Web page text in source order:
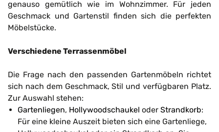
genauso gemütlich wie im Wohnzimmer. Für jeden
Geschmack und Gartenstil finden sich die perfekten
Möbelstücke.
Verschiedene Terrassenmöbel
Die Frage nach den passenden Gartenmöbeln richtet
sich nach dem Geschmack, Stil und verfügbaren Platz.
Zur Auswahl stehen:
Gartenliegen, Hollywoodschaukel oder Strandkorb:
Für eine kleine Auszeit bieten sich eine Gartenliege,